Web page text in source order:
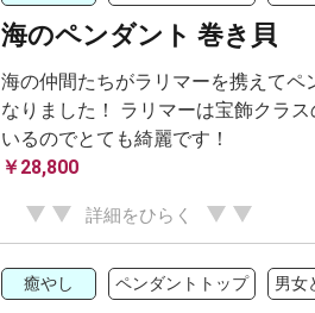
海のペンダント 巻き貝
海の仲間たちがラリマーを携えてペ
なりました！ ラリマーは宝飾クラ
いるのでとても綺麗です！
￥28,800
詳細をひらく
癒やし ペンダントトップ 男女